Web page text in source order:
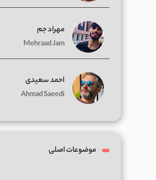
مهراد جم
Mehraad Jam
احمد سعیدی
Ahmad Saeedi
موضوعات اصلی